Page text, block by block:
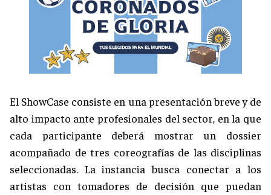
El ShowCase consiste en una presentación breve y de
alto impacto ante profesionales del sector, en la que
cada participante deberá mostrar un dossier
acompañado de tres coreografías de las disciplinas
seleccionadas. La instancia busca conectar a los
artistas con tomadores de decisión que puedan